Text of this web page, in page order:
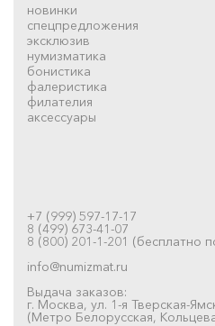
новинки
спецпредложения
эксклюзив
нумизматика
бонистика
фалеристика
филателия
аксессуары
+7 (999) 597-17-17
8 (499) 673-41-07
8 (800) 201-1-201 (бесплатно
info@numizmat.ru
Выдача заказов:
г. Москва, ул. 1-я Тверская-
(Метро Белорусская,